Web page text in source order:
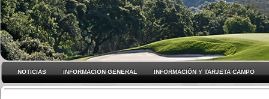
NOTICIAS INFORMACION GENERAL INFORMACIÓN Y TARJETA CAMPO